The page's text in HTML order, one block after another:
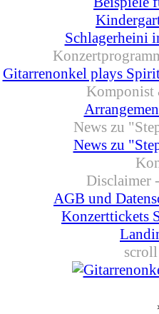
Schlagerheini
Gitarrenonkel plays
Komponist
News zu
News zu
Disclaimer
AGB und
Konzerttickets